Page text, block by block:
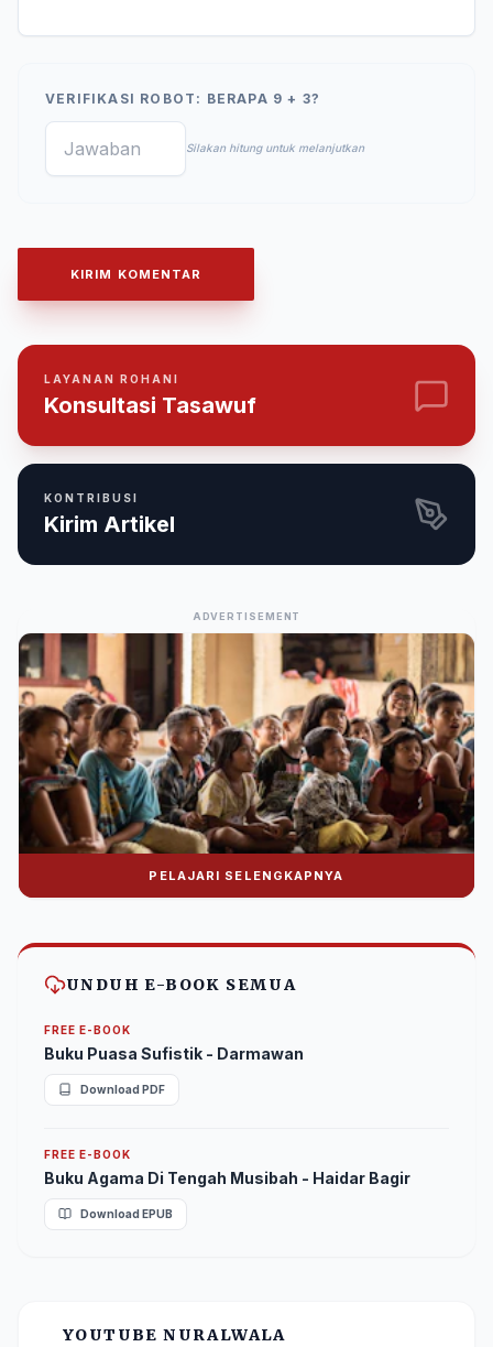
VERIFIKASI ROBOT: BERAPA 9 + 3?
Silakan hitung untuk melanjutkan
KIRIM KOMENTAR
LAYANAN ROHANI
Konsultasi Tasawuf
KONTRIBUSI
Kirim Artikel
ADVERTISEMENT
Donasi Nuralwala Foundation
Bantu syiar dakwah melalui platform digital.
PELAJARI SELENGKAPNYA
UNDUH E-BOOK SEMUA
FREE E-BOOK
Buku Puasa Sufistik - Darmawan
Download PDF
FREE E-BOOK
Buku Agama Di Tengah Musibah - Haidar Bagir
Download EPUB
YOUTUBE NURALWALA